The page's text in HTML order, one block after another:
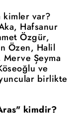
kimler var?
Hafsanur
Özgür,
Özen, Halil
Şeyma
ve
birlikte
kimdir?